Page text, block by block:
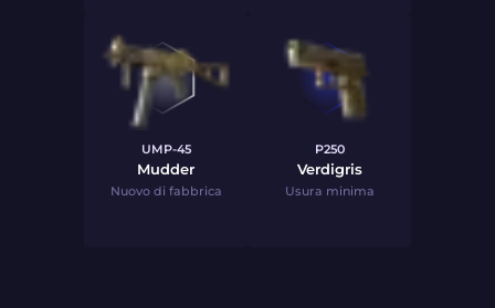
UMP-45
Mudder
Nuovo di fabbrica
P250
Verdigris
Usura minima